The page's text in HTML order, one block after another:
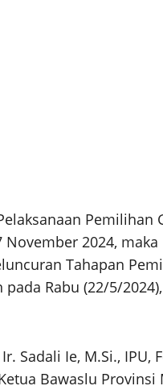
Pemilihan
2024,
Tahapan
Rabu (22/5/
Sadali Ie, M.Si., IPU,
Bawaslu